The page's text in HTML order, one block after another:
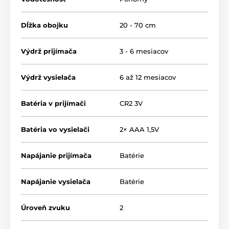
Dĺžka obojku 20 - 70 cm
Výdrž prijímača 3 - 6 mesiacov
Výdrž vysielača 6 až 12 mesiacov
Batéria v prijímači CR2 3V
Batéria vo vysielači 2× AAA 1,5V
Napájanie prijímača Batérie
Napájanie vysielača Batérie
Úroveň zvuku 2